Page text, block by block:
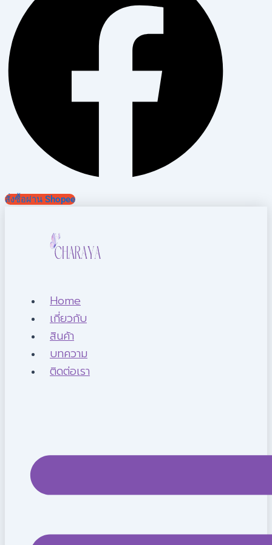
สั่งซื้อผ่าน Shopee
Home
เกี่ยวกับ
สินค้า
บทความ
ติดต่อเรา